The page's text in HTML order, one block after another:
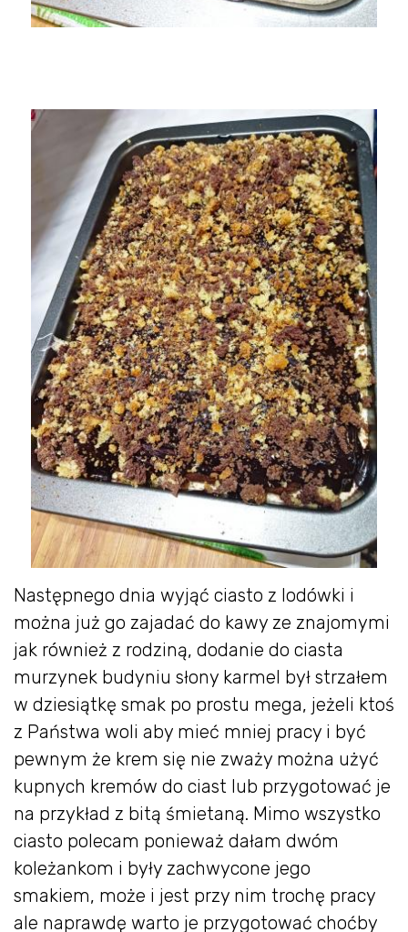
Następnego dnia wyjąć ciasto z lodówki i
można już go zajadać do kawy ze znajomymi
jak również z rodziną, dodanie do ciasta
murzynek budyniu słony karmel był strzałem
w dziesiątkę smak po prostu mega, jeżeli ktoś
z Państwa woli aby mieć mniej pracy i być
pewnym że krem się nie zważy można użyć
kupnych kremów do ciast lub przygotować je
na przykład z bitą śmietaną. Mimo wszystko
ciasto polecam ponieważ dałam dwóm
koleżankom i były zachwycone jego
smakiem, może i jest przy nim trochę pracy
ale naprawdę warto je przygotować choćby